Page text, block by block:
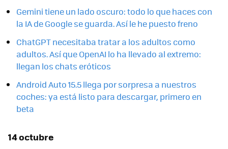
Gemini tiene un lado oscuro: todo lo que haces con
la IA de Google se guarda. Así le he puesto freno
ChatGPT necesitaba tratar a los adultos como
adultos. Así que OpenAI lo ha llevado al extremo:
llegan los chats eróticos
Android Auto 15.5 llega por sorpresa a nuestros
coches: ya está listo para descargar, primero en
beta
14 octubre